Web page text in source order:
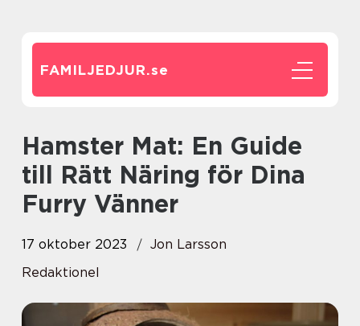
FAMILJEDJUR.se
Hamster Mat: En Guide
till Rätt Näring för Dina
Furry Vänner
17 oktober 2023
Jon Larsson
Redaktionel